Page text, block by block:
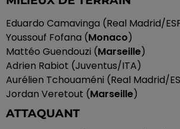
Eduardo Camavinga (Real Madrid/
Youssouf Fofana (Monaco)
Mattéo Guendouzi (Marseille)
Adrien Rabiot (Juventus/ITA)
Aurélien Tchouaméni (Real Madrid/
Jordan Veretout (Marseille)
ATTAQUANT